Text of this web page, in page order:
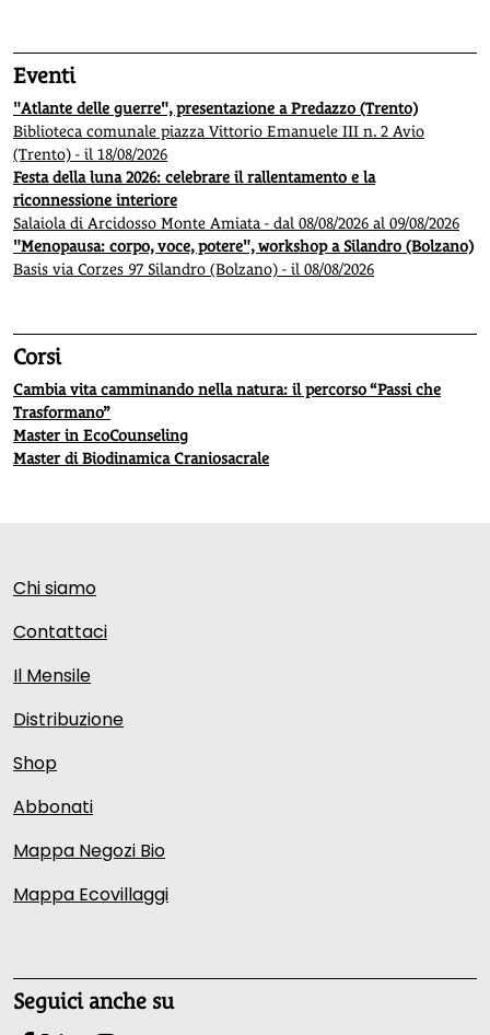
Eventi
"Atlante delle guerre", presentazione a Predazzo (Trento)
Biblioteca comunale piazza Vittorio Emanuele III n. 2 Avio
(Trento) - il 18/08/2026
Festa della luna 2026: celebrare il rallentamento e la
riconnessione interiore
Salaiola di Arcidosso Monte Amiata - dal 08/08/2026 al 09/08/2026
"Menopausa: corpo, voce, potere", workshop a Silandro (Bolzano)
Basis via Corzes 97 Silandro (Bolzano) - il 08/08/2026
Corsi
Cambia vita camminando nella natura: il percorso “Passi che
Trasformano”
Master in EcoCounseling
Master di Biodinamica Craniosacrale
Chi siamo
Contattaci
Il Mensile
Distribuzione
Shop
Abbonati
Mappa Negozi Bio
Mappa Ecovillaggi
Seguici anche su